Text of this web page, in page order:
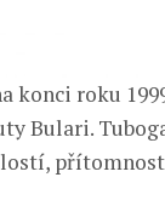
konci roku
Bulari.